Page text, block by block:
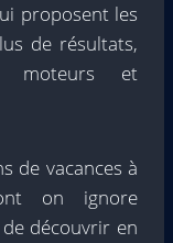
proposent les
de résultats,
moteurs et
de vacances à
on ignore
de découvrir en